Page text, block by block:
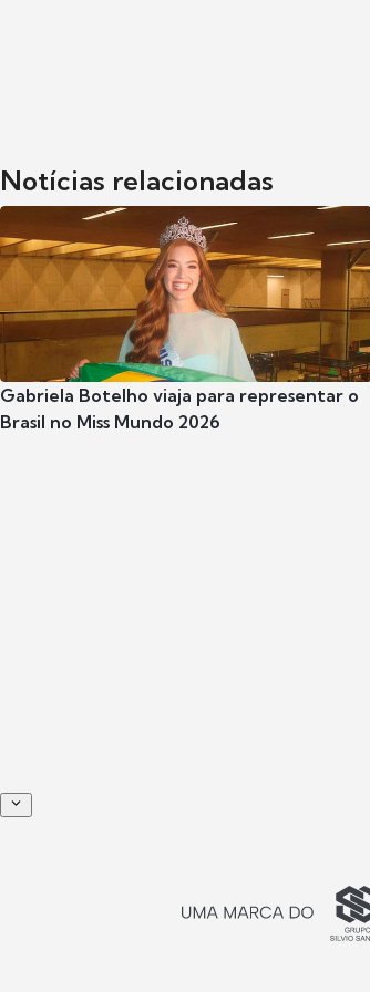
Notícias relacionadas
Gabriela Botelho viaja para representar o
Brasil no Miss Mundo 2026